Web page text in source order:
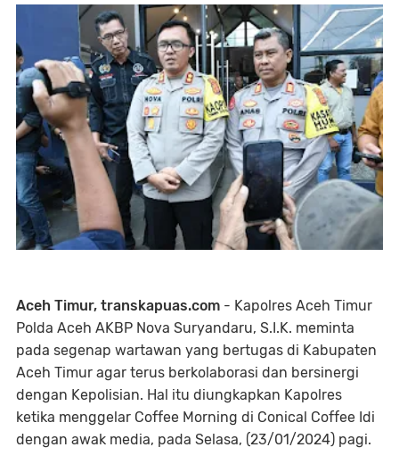
Aceh Timur, transkapuas.com - Kapolres Aceh Timur
Polda Aceh AKBP Nova Suryandaru, S.I.K. meminta
pada segenap wartawan yang bertugas di Kabupaten
Aceh Timur agar terus berkolaborasi dan bersinergi
dengan Kepolisian. Hal itu diungkapkan Kapolres
ketika menggelar Coffee Morning di Conical Coffee Idi
dengan awak media, pada Selasa, (23/01/2024) pagi.